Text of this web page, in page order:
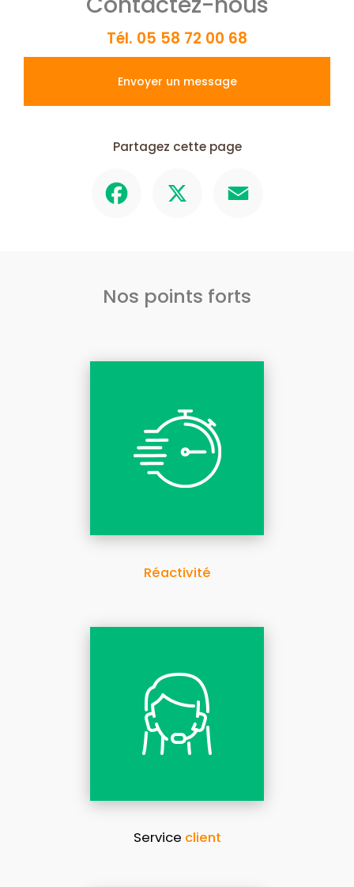
Tél. 05 58 72 00 68
Envoyer un message
Partagez cette page
Nos points forts
Réactivité
Service client